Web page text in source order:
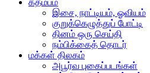
இசை, நாட்டியம், ஓவியம்
குறுக்கெழுத்துப் போட்டி
தினம் ஒரு செய்தி
நம்பிக்கைத் தொடர்
மக்கள் திலகம்
அபூர்வ புகைப்படங்கள்